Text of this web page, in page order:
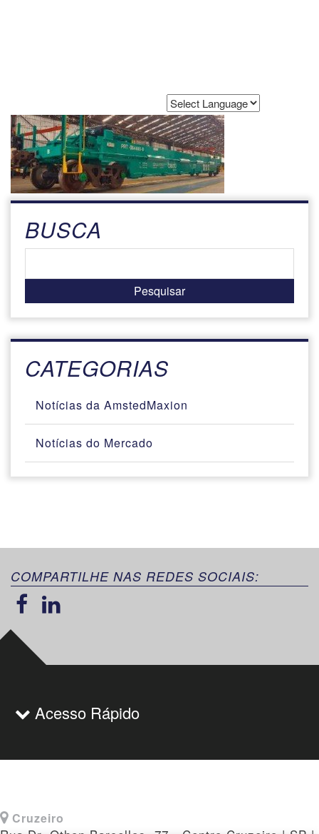
Powered by
BUSCA
CATEGORIAS
Notícias da AmstedMaxion
Notícias do Mercado
COMPARTILHE NAS REDES SOCIAIS:
Acesso Rápido
Cruzeiro